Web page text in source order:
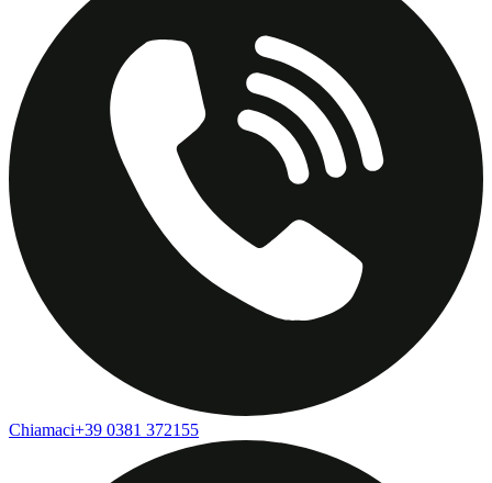
Chiamaci+39 0381 372155